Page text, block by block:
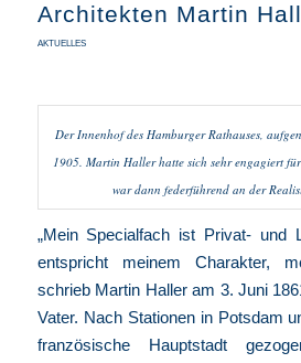
Architekten Martin
AKTUELLES
Der Innenhof des Hamburger Rathauses,
1905. Martin Haller hatte sich sehr engagiert
war dann federführend an der
„Mein Specialfach ist Privat- und
entspricht meinem Charakter,
schrieb Martin Haller am 3. Juni
Vater. Nach Stationen in Potsdam
französische Hauptstadt